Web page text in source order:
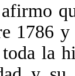
1786
toda la